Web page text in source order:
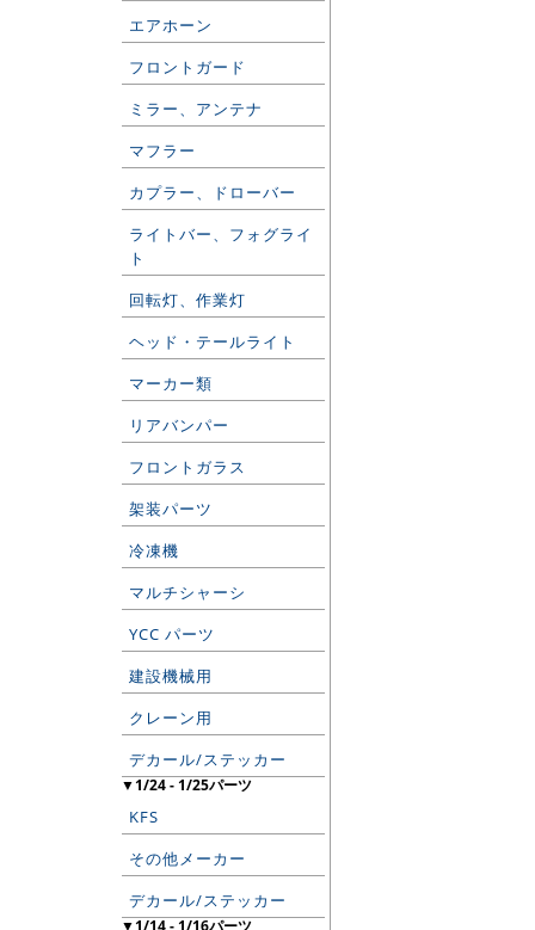
エアホーン
フロントガード
ミラー、アンテナ
マフラー
カプラー、ドローバー
ライトバー、フォグライ
ト
回転灯、作業灯
ヘッド・テールライト
マーカー類
リアバンパー
フロントガラス
架装パーツ
冷凍機
マルチシャーシ
YCC パーツ
建設機械用
クレーン用
デカール/ステッカー
▼1/24 - 1/25パーツ
KFS
その他メーカー
デカール/ステッカー
▼1/14 - 1/16パーツ